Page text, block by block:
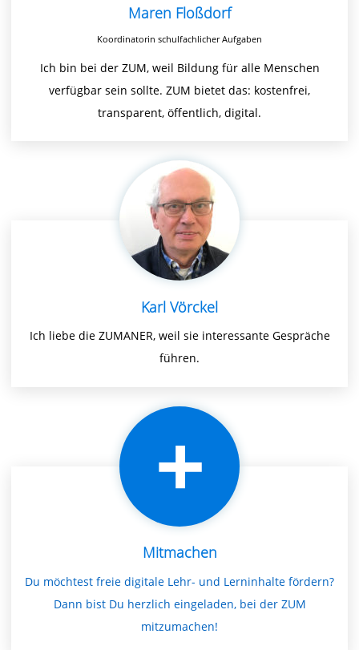
Maren Floßdorf
Koordinatorin schulfachlicher Aufgaben
Ich bin bei der ZUM, weil Bildung für alle Menschen
verfügbar sein sollte. ZUM bietet das: kostenfrei,
transparent, öffentlich, digital.
Karl Vörckel
Ich liebe die ZUMANER, weil sie interessante Gespräche
führen.
Mitmachen
Du möchtest freie digitale Lehr- und Lerninhalte fördern?
Dann bist Du herzlich eingeladen, bei der ZUM
mitzumachen!